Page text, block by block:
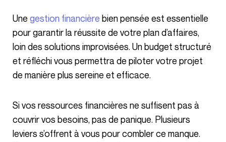
Une gestion financière bien pensée est essentielle
pour garantir la réussite de votre plan d’affaires,
loin des solutions improvisées. Un budget structuré
et réfléchi vous permettra de piloter votre projet
de manière plus sereine et efficace.
Si vos ressources financières ne suffisent pas à
couvrir vos besoins, pas de panique. Plusieurs
leviers s’offrent à vous pour combler ce manque.